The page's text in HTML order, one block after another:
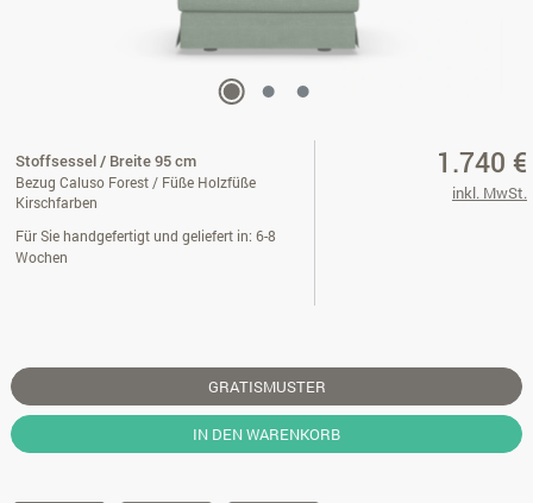
Stoffsessel / Breite 95 cm
Bezug Caluso Forest / Füße Holzfüße
Kirschfarben
Für Sie handgefertigt und geliefert in: 6-8
Wochen
1.740 €
inkl. MwSt.
GRATISMUSTER
IN DEN WARENKORB